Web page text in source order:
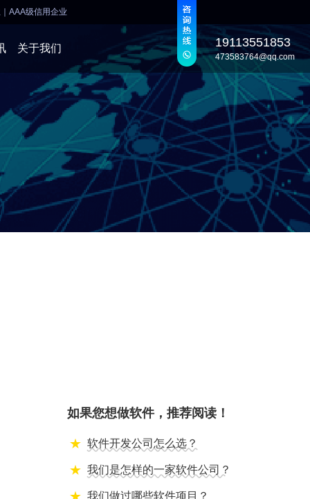
AAA级信用企业
关于我们 19113551853
473583764@qq.com
如果您想做软件，推荐阅读！
软件开发公司怎么选？
我们是怎样的一家软件公司？
我们做过哪些软件项目？